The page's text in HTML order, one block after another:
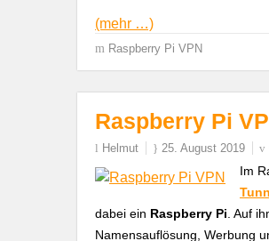
(mehr …)
Raspberry Pi VPN
Raspberry Pi
Helmut 25. August 2019
Im
dabei ein Raspberry Pi . Auf
Namensauflösung, Werbung